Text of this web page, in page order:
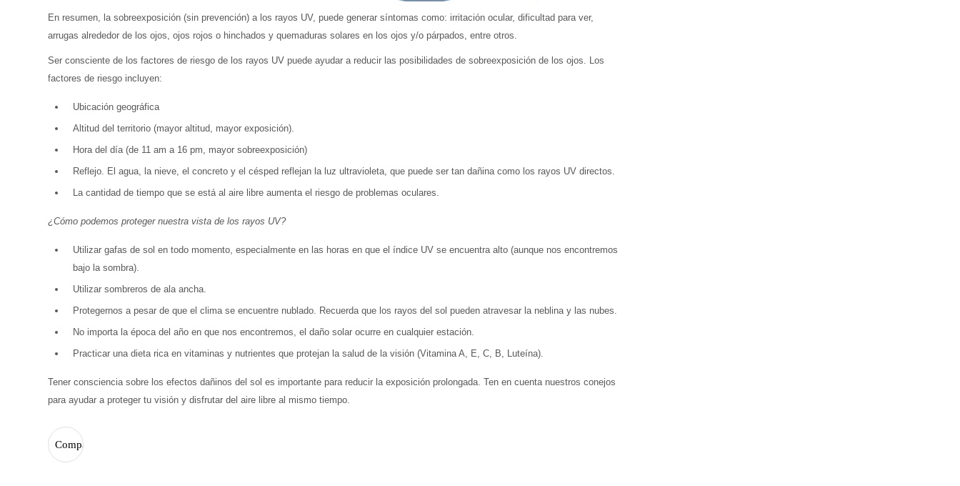
En resumen, la sobreexposición (sin prevención) a los rayos UV, puede generar síntomas como: irritación ocular, dificultad para ver,
arrugas alrededor de los ojos, ojos rojos o hinchados y quemaduras solares en los ojos y/o párpados, entre otros.
Ser consciente de los factores de riesgo de los rayos UV puede ayudar a reducir las posibilidades de sobreexposición de los ojos. Los
factores de riesgo incluyen:
Ubicación geográfica
Altitud del territorio (mayor altitud, mayor exposición).
Hora del día (de 11 am a 16 pm, mayor sobreexposición)
Reflejo. El agua, la nieve, el concreto y el césped reflejan la luz ultravioleta, que puede ser tan dañina como los rayos UV directos.
La cantidad de tiempo que se está al aire libre aumenta el riesgo de problemas oculares.
¿Cómo podemos proteger nuestra vista de los rayos UV?
Utilizar gafas de sol en todo momento, especialmente en las horas en que el índice UV se encuentra alto (aunque nos encontremos
bajo la sombra).
Utilizar sombreros de ala ancha.
Protegernos a pesar de que el clima se encuentre nublado. Recuerda que los rayos del sol pueden atravesar la neblina y las nubes.
No importa la época del año en que nos encontremos, el daño solar ocurre en cualquier estación.
Practicar una dieta rica en vitaminas y nutrientes que protejan la salud de la visión (Vitamina A, E, C, B, Luteína).
Tener consciencia sobre los efectos dañinos del sol es importante para reducir la exposición prolongada. Ten en cuenta nuestros conejos
para ayudar a proteger tu visión y disfrutar del aire libre al mismo tiempo.